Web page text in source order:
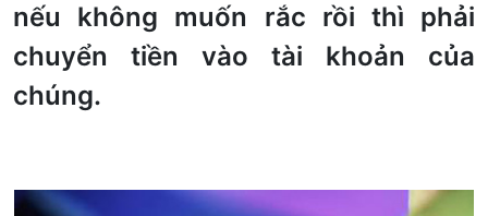
nếu không muốn rắc rồi thì phải
chuyển tiền vào tài khoản của
chúng.